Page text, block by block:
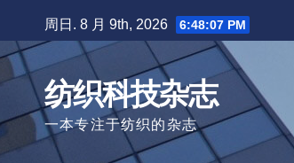
to
content
周日. 8 月 9th, 2026 6:48:08 PM
纺织科技杂志
一本专注于纺织的杂志